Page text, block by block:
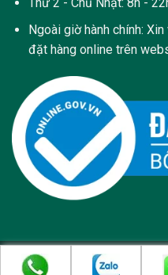
Ngoài giờ hành chính:
đặt hàng online trên
Copyright 2021 © Trang
Công Ty Cổ Phần